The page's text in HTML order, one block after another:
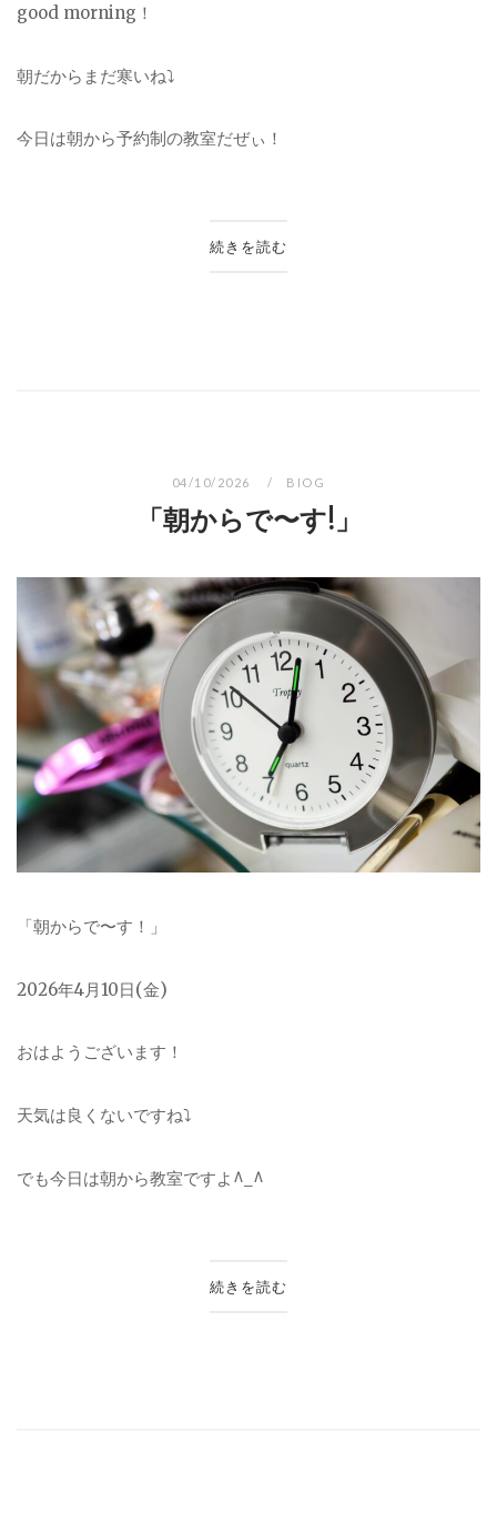
good morning！
朝だからまだ寒いね⤵︎
今日は朝から予約制の教室だぜぃ！
続きを読む
04/10/2026 BIOG
「朝からで〜す!」
「朝からで〜す！」
2026年4月10日(金)
おはようございます！
天気は良くないですね⤵︎
でも今日は朝から教室ですよ^_^
続きを読む